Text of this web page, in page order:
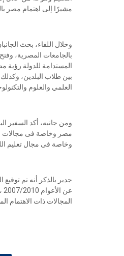
مشيرًا إلى اهتمام مصر
وخلال اللقاء، بحث
بالجامعات المصرية،
بين طلاب البلدين، وكذلك
العلمي والعلوم
ومن جانبه، أكد السفير
مصر وخاصة فى مجالات
وخاصة فى مجال تعليم
المجالات ذات الاهتمام